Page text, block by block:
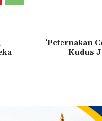
‘Peternakan
Kudus